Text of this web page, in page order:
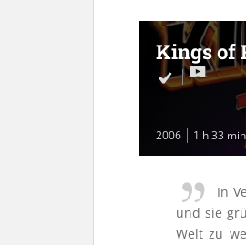
Kings of
2006 1 h 33 min
In
und sie
Welt zu